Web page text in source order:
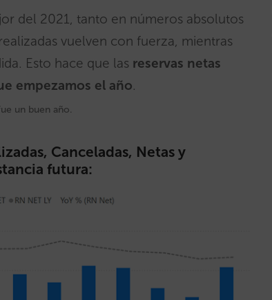
del 2021, tanto en números absolutos
vuelven con fuerza, mientras
Esto hace que las reservas netas
empezamos el año.
un buen año.
Canceladas, Netas y
futura: